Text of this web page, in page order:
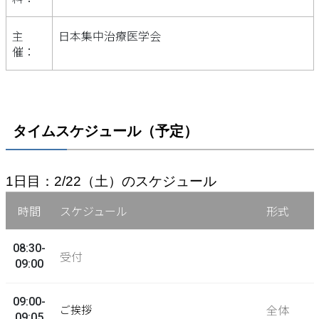
主
催：
日本集中治療医学会
タイムスケジュール（予定）
1日目：2/22（土）のスケジュール
時間 スケジュール 形式
08:30-
09:00
受付
09:00-
ご挨拶 全体